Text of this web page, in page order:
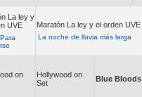
La ley y
UVE
Maratón La ley y el orden UVE
La noche de lluvia más larga
on
Hollywood on
Set
Blue Bloods